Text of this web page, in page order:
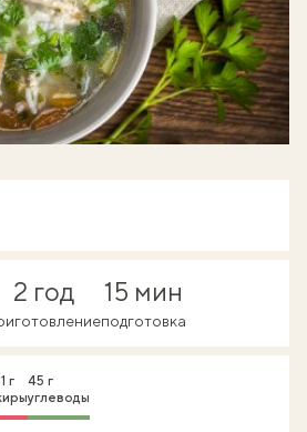
2 год 15 мин
подготовка
г
45 г
углеводы